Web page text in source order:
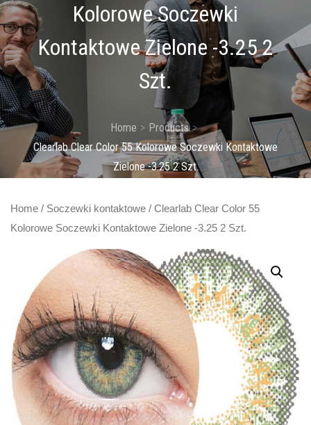
Kolorowe Soczewki
Kontaktowe Zielone -3.25 2
Szt.
Home
Products
Clearlab Clear Color 55 Kolorowe Soczewki Kontaktowe
Zielone -3.25 2 Szt.
Home / Soczewki kontaktowe / Clearlab Clear Color 55
Kolorowe Soczewki Kontaktowe Zielone -3.25 2 Szt.